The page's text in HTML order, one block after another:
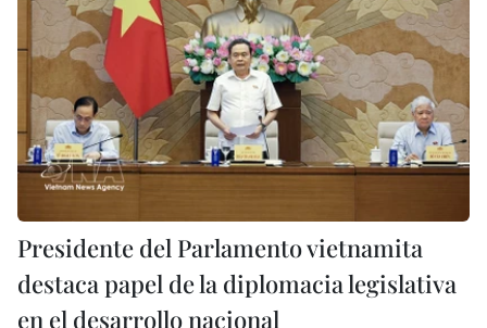
Presidente del Parlamento vietnamita
destaca papel de la diplomacia legislativa
en el desarrollo nacional